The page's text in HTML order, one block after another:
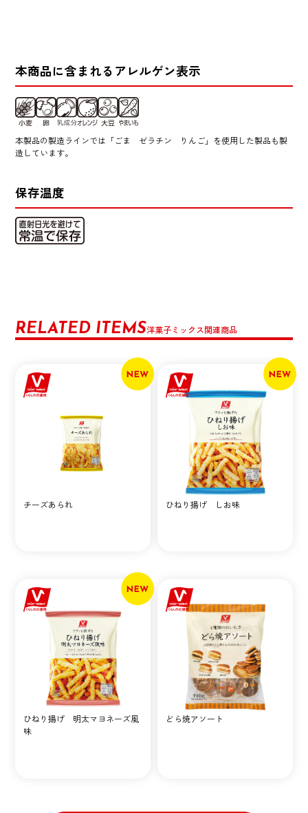
本商品に含まれるアレルゲン表示
本製品の製造ラインでは「ごま ゼラチン りんご」を使用した製品も製
造しています。
保存温度
RELATED ITEMS洋菓子ミックス関連商品
チーズあられ ひねり揚げ しお味
ひねり揚げ 明太マヨネーズ風
味
どら焼アソート